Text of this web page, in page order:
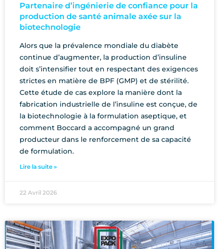
Partenaire d’ingénierie de confiance pour la
production de santé animale axée sur la
biotechnologie
Alors que la prévalence mondiale du diabète
continue d’augmenter, la production d’insuline
doit s’intensifier tout en respectant des exigences
strictes en matière de BPF (GMP) et de stérilité.
Cette étude de cas explore la manière dont la
fabrication industrielle de l’insuline est conçue, de
la biotechnologie à la formulation aseptique, et
comment Boccard a accompagné un grand
producteur dans le renforcement de sa capacité
de formulation.
Lire la suite »
22 Avril 2026